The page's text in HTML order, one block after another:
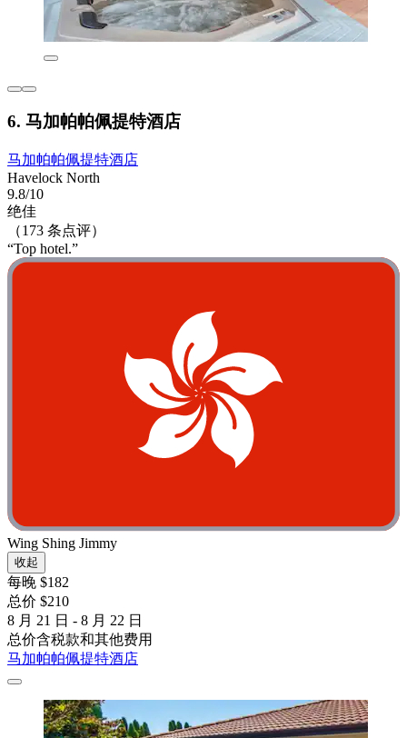
6. 马加帕帕佩提特酒店
马加帕帕佩提特酒店
Havelock North
9.8/10
绝佳
（173 条点评）
“Top hotel.”
Wing Shing Jimmy
收起
每晚 $182
总价 $210
8 月 21 日 - 8 月 22 日
总价含税款和其他费用
马加帕帕佩提特酒店